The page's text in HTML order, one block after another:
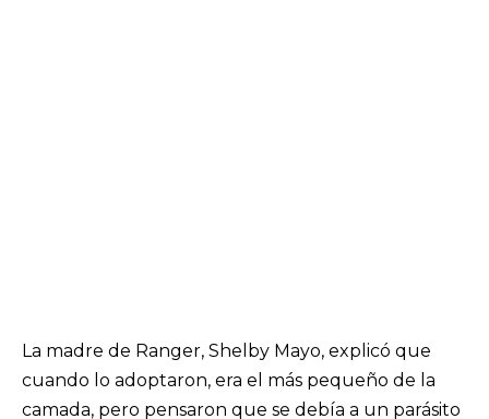
La madre de Ranger, Shelby Mayo, explicó que
cuando lo adoptaron, era el más pequeño de la
camada, pero pensaron que se debía a un parásito